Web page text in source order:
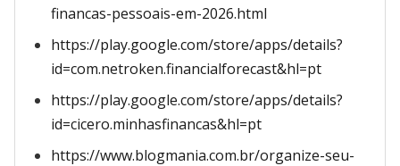
financas-pessoais-em-2026.html
https://play.google.com/store/apps/details?
id=com.netroken.financialforecast&hl=pt
https://play.google.com/store/apps/details?
id=cicero.minhasfinancas&hl=pt
https://www.blogmania.com.br/organize-seu-